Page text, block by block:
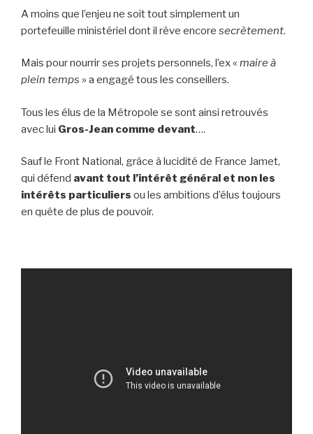
A moins que l’enjeu ne soit tout simplement un
portefeuille ministériel dont il rêve encore secrètement.
Mais pour nourrir ses projets personnels, l’ex « maire à
plein temps » a engagé tous les conseillers.
Tous les élus de la Métropole se sont ainsi retrouvés
avec lui Gros-Jean comme devant….
Sauf le Front National, grâce à lucidité de France Jamet,
qui défend avant tout l’intérêt général et non les
intérêts particuliers ou les ambitions d’élus toujours
en quête de plus de pouvoir.